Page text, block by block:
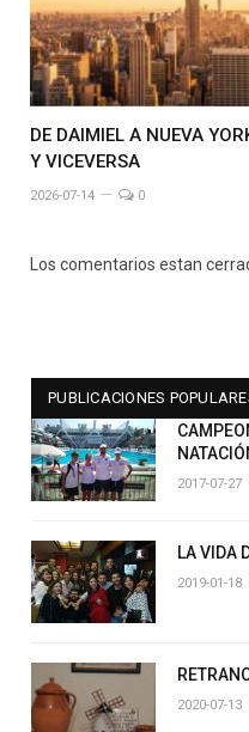
DE DAIMIEL A NUEVA
Y VICEVERSA
2026-07-14 0
Los comentarios estan
PUBLICACIONES
2017-07-27
LA VIDA
2019-01-18
2020-07-13